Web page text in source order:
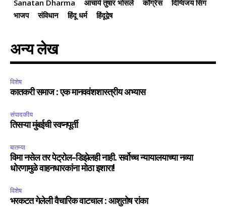
Sanatan Dharma आचार्य तुषार भोसले काँग्रेस
दिग्विजय सिंग
भाजप
संविधान हिंदू धर्म हिंदूद्वेष
अन्य लेख
विशेष
कातकरी समाज : एक मानववंशशास्त्रीय अभ्यास
संपादकीय
तिसऱ्या मुंबईची स्वप्नपूर्ती
बातम्या
विमा नसेल तर पेट्रोल-डिझेलही नाही. सर्वोच्च न्यायालयाच्या नव्या
धोरणामुळे वाहनधारकांना मोठा इशारा!
विशेष
भरकटत गेलेली वैचारिक वाटचाल : आशुतोष रांका